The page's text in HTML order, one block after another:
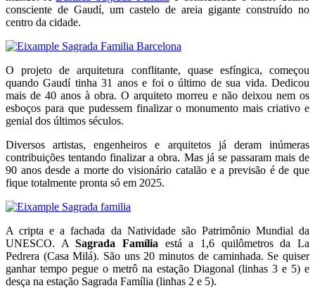
consciente de Gaudí, um castelo de areia gigante construído no
centro da cidade.
O projeto de arquitetura conflitante, quase esfíngica, começou
quando Gaudí tinha 31 anos e foi o último de sua vida. Dedicou
mais de 40 anos à obra. O arquiteto morreu e não deixou nem os
esboços para que pudessem finalizar o monumento mais criativo e
genial dos últimos séculos.
Diversos artistas, engenheiros e arquitetos já deram inúmeras
contribuições tentando finalizar a obra. Mas já se passaram mais de
90 anos desde a morte do visionário catalão e a previsão é de que
fique totalmente pronta só em 2025.
A cripta e a fachada da Natividade são Patrimônio Mundial da
UNESCO. ASagrada Família está a 1,6 quilômetros da La
Pedrera (Casa Milá). São uns 20 minutos de caminhada. Se quiser
ganhar tempo pegue o metrô na estação Diagonal (linhas 3 e 5) e
desça na estação Sagrada Família (linhas 2 e 5).